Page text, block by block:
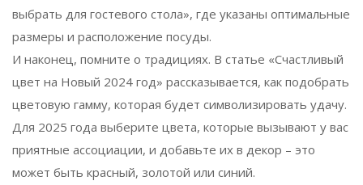
выбрать для гостевого стола», где указаны оптимальные
размеры и расположение посуды.
И наконец, помните о традициях. В статье «Счастливый
цвет на Новый 2024 год» рассказывается, как подобрать
цветовую гамму, которая будет символизировать удачу.
Для 2025 года выберите цвета, которые вызывают у вас
приятные ассоциации, и добавьте их в декор – это
может быть красный, золотой или синий.